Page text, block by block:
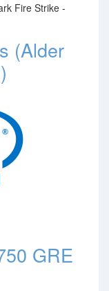
Fire Strike -
(Alder
GRE